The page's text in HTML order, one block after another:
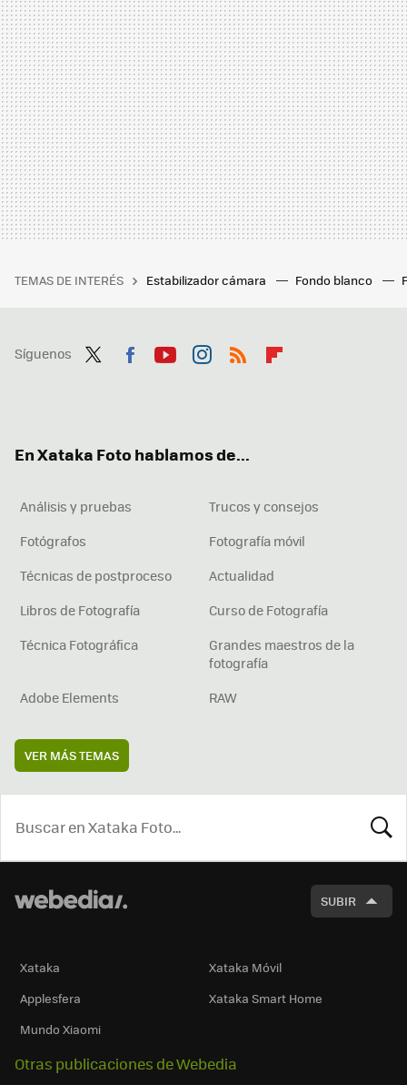
TEMAS DE INTERÉS Estabilizador cámara Fondo blanco
Síguenos
En Xataka Foto hablamos de...
Análisis y pruebas
Trucos y consejos
Fotógrafos
Fotografía móvil
Técnicas de postproceso
Actualidad
Libros de Fotografía
Curso de Fotografía
Técnica Fotográfica
Grandes maestros de la
fotografía
Adobe Elements
RAW
VER MÁS TEMAS
SUBIR
Xataka
Xataka Móvil
Applesfera
Xataka Smart Home
Mundo Xiaomi
Otras publicaciones de Webedia